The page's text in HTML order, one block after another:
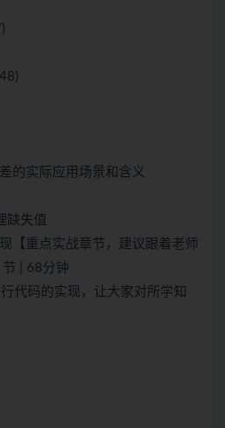
的实际应用场景和含义
缺失值
【重点实战章节，建议跟着老师
| 68分钟
代码的实现，让大家对所学知